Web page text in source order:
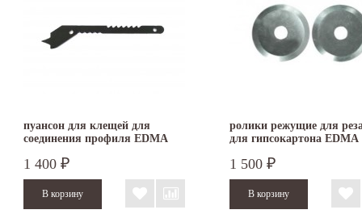
пуансон для клещей для
соединения профиля EDMA
1 400 ₽
ролики режущие для
для гипсокартона EDMA
1 500 ₽